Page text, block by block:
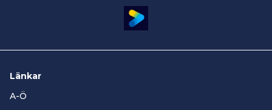
Länkar
A-Ö